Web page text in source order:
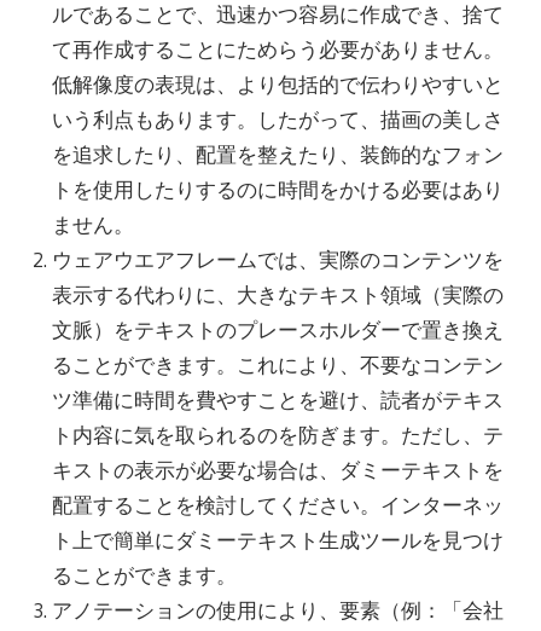
ルであることで、迅速かつ容易に作成でき、捨て
て再作成することにためらう必要がありません。
低解像度の表現は、より包括的で伝わりやすいと
いう利点もあります。したがって、描画の美しさ
を追求したり、配置を整えたり、装飾的なフォン
トを使用したりするのに時間をかける必要はあり
ません。
ウェアウエアフレームでは、実際のコンテンツを
表示する代わりに、大きなテキスト領域（実際の
文脈）をテキストのプレースホルダーで置き換え
ることができます。これにより、不要なコンテン
ツ準備に時間を費やすことを避け、読者がテキス
ト内容に気を取られるのを防ぎます。ただし、テ
キストの表示が必要な場合は、ダミーテキストを
配置することを検討してください。インターネッ
ト上で簡単にダミーテキスト生成ツールを見つけ
ることができます。
アノテーションの使用により、要素（例：「会社